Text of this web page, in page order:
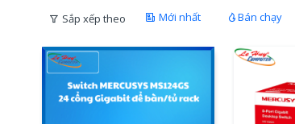
Sắp xếp theo Mới nhất Bán chạy